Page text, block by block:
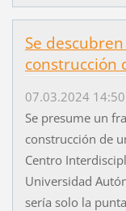
Se
construcción
07.03.2024 14:50
Se presume un
construcción de
Centro
Universidad
sería solo la